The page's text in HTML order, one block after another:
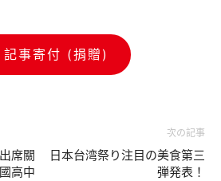
記事寄付 (捐贈)
席關
高中
次の記事
日本台湾祭り注目の美食第三
弾発表！